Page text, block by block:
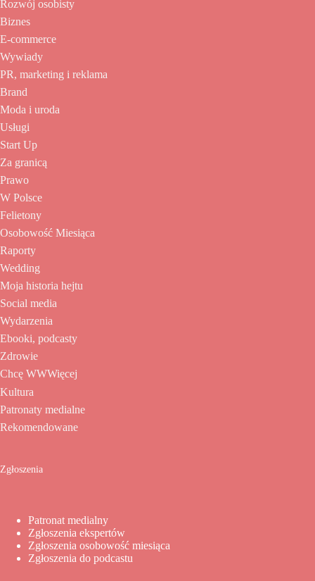
Rozwój osobisty
Biznes
E-commerce
Wywiady
PR, marketing i reklama
Brand
Moda i uroda
Usługi
Start Up
Za granicą
Prawo
W Polsce
Felietony
Osobowość Miesiąca
Raporty
Wedding
Moja historia hejtu
Social media
Wydarzenia
Ebooki, podcasty
Zdrowie
Chcę WWWięcej
Kultura
Patronaty medialne
Rekomendowane
Zgłoszenia
Patronat medialny
Zgłoszenia ekspertów
Zgłoszenia osobowość miesiąca
Zgłoszenia do podcastu